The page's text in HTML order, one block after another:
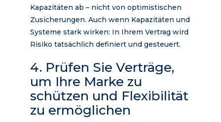
Kapazitäten ab – nicht von optimistischen
Zusicherungen. Auch wenn Kapazitäten und
Systeme stark wirken: In Ihrem Vertrag wird
Risiko tatsächlich definiert und gesteuert.
4. Prüfen Sie Verträge,
um Ihre Marke zu
schützen und Flexibilität
zu ermöglichen